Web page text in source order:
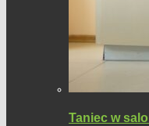
Taniec w